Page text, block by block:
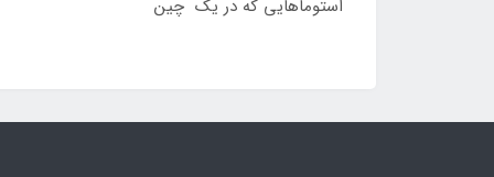
استوماهایی که در یک چین